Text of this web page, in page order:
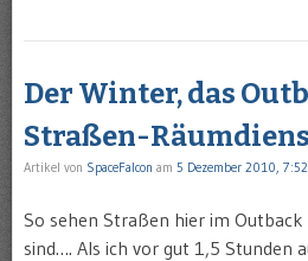
Der Winter, das
Straßen-
Artikel von SpaceFalcon am 5 Dezember 2010, 7:52
So sehen Straßen hier im
sind…. Als ich vor gut 1,5 Stunden